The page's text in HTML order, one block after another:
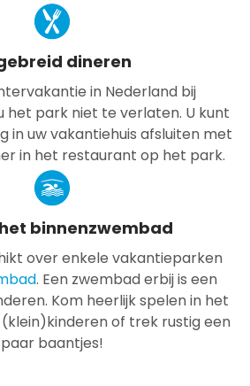
dineren
in Nederland bij
het park niet te verlaten. U kunt
in uw vakantiehuis afsluiten met
in het restaurant op het park.
binnenzwembad
over enkele vakantieparken
. Een zwembad erbij is een
Kom heerlijk spelen in het
of trek rustig een
paar baantjes!